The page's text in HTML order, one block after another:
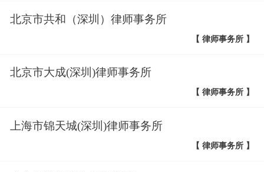
北京市共和（深圳）律师事务所
【 律师事务所 】
北京市大成(深圳)律师事务所
【 律师事务所 】
上海市锦天城(深圳)律师事务所
【 律师事务所 】